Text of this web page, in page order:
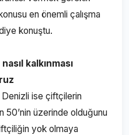
en önemli çalışma
konuştu.
kalkınması
ise çiftçilerin
50’nin üzerinde olduğunu
yok olmaya